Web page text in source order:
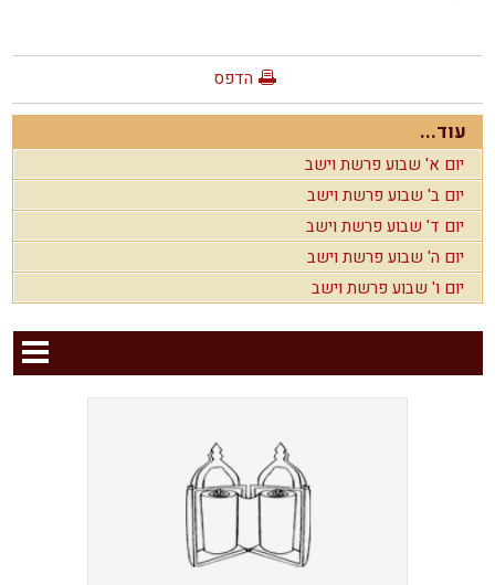
הדפס
עוד...
יום א' שבוע פרשת וישב
יום ב' שבוע פרשת וישב
יום ד' שבוע פרשת וישב
יום ה' שבוע פרשת וישב
יום ו' שבוע פרשת וישב